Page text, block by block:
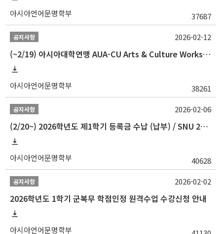
아시아언어문명학부 37687
공지사항
(~2/19) 아시아대학연맹 AUA-CU Arts & Culture Workshop Camp 2026 참가자 선발 안내
아시아언어문명학부 38261
2026-02-12
공지사항
(2/20~) 2026학년도 제1학기 등록금 수납 (납부) / SNU 26-1 Tuition fee payment notice
아시아언어문명학부 40628
2026-02-06
공지사항
2026학년도 1학기 군복무 학점인정 원격수업 수강신청 안내
아시아언어문명학부
2026-02-02